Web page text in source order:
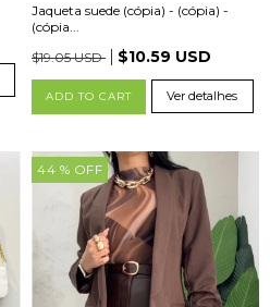
Jaqueta suede (cópia) - (cópia) -
(cópia...
$19.05 USD
$10.59 USD
ADD TO CART Ver detalhes
44 % OFF